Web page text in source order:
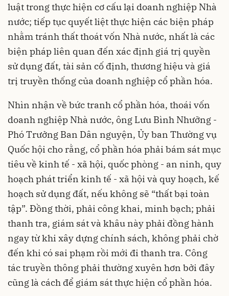
luật trong thực hiện cơ cấu lại doanh nghiệp Nhà
nước; tiếp tục quyết liệt thực hiện các biện pháp
nhằm tránh thất thoát vốn Nhà nước, nhất là các
biện pháp liên quan đến xác định giá trị quyền
sử dụng đất, tài sản cố định, thương hiệu và giá
trị truyền thống của doanh nghiệp cổ phần hóa.
Nhìn nhận về bức tranh cổ phần hóa, thoái vốn
doanh nghiệp Nhà nước, ông Lưu Bình Nhưỡng -
Phó Trưởng Ban Dân nguyện, Ủy ban Thường vụ
Quốc hội cho rằng, cổ phần hóa phải bám sát mục
tiêu về kinh tế - xã hội, quốc phòng - an ninh, quy
hoạch phát triển kinh tế - xã hội và quy hoạch, kế
hoạch sử dụng đất, nếu không sẽ “thất bại toàn
tập”. Đồng thời, phải công khai, minh bạch; phải
thanh tra, giám sát và khâu này phải đồng hành
ngay từ khi xây dựng chính sách, không phải chờ
đến khi có sai phạm rồi mới đi thanh tra. Công
tác truyền thông phải thường xuyên hơn bởi đây
cũng là cách để giám sát thực hiện cổ phần hóa.